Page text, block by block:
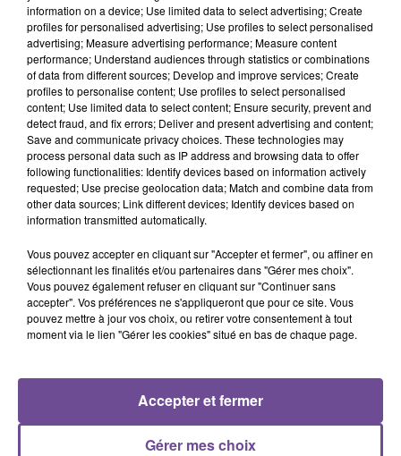
ELLIOTT
On S'oubliera
JÉRÉMY FREROT
Tu Donnes
OFENBACH, STARSAILOR
Four To The Floor
dépôt de cookies que vous avez exprimé. Si vous
souhaitez l'afficher, merci de nous donner votre accord
en cliquant sur le bouton ci-dessous.
Afficher l'élément
information on a device; Use limited data to select advertising; Create
profiles for personalised advertising; Use profiles to select personalised
advertising; Measure advertising performance; Measure content
performance; Understand audiences through statistics or combinations
of data from different sources; Develop and improve services; Create
profiles to personalise content; Use profiles to select personalised
content; Use limited data to select content; Ensure security, prevent and
detect fraud, and fix errors; Deliver and present advertising and content;
Save and communicate privacy choices. These technologies may
process personal data such as IP address and browsing data to offer
following functionalities: Identify devices based on information actively
requested; Use precise geolocation data; Match and combine data from
other data sources; Link different devices; Identify devices based on
information transmitted automatically.
Vous pouvez accepter en cliquant sur "Accepter et fermer", ou affiner en
sélectionnant les finalités et/ou partenaires dans "Gérer mes choix".
Vous pouvez également refuser en cliquant sur "Continuer sans
accepter". Vos préférences ne s'appliqueront que pour ce site. Vous
pouvez mettre à jour vos choix, ou retirer votre consentement à tout
moment via le lien "Gérer les cookies" situé en bas de chaque page.
Gérer mes choix
Accepter et fermer